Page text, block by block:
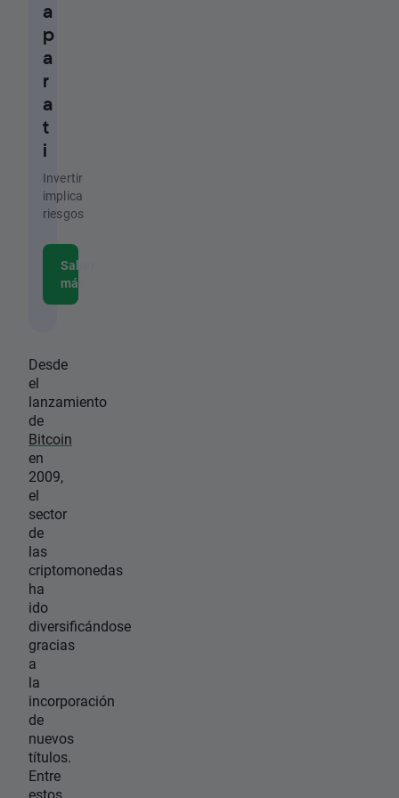
a
p
a
r
a
t
i
Invertir
implica
riesgos
Saber
más
Desde
el
lanzamiento
de
Bitcoin
en
2009,
el
sector
de
las
criptomonedas
ha
ido
diversificándose
gracias
a
la
incorporación
de
nuevos
títulos.
Entre
estos,